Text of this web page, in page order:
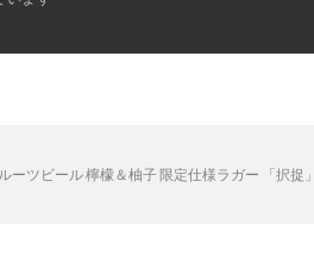
ツビール 檸檬＆柚子 限定仕様ラガー 「択捉」